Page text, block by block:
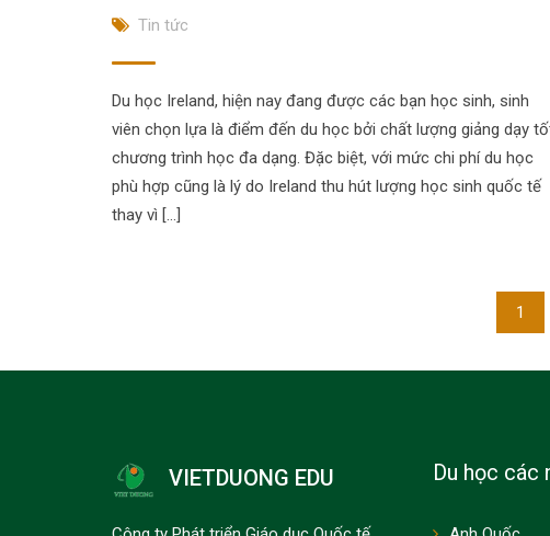
Tin tức
Du học Ireland, hiện nay đang được các bạn học sinh, sinh
viên chọn lựa là điểm đến du học bởi chất lượng giảng dạy
chương trình học đa dạng. Đặc biệt, với mức chi phí du học
phù hợp cũng là lý do Ireland thu hút lượng học sinh quốc tế
thay vì […]
1
VIETDUONG EDU Du học các